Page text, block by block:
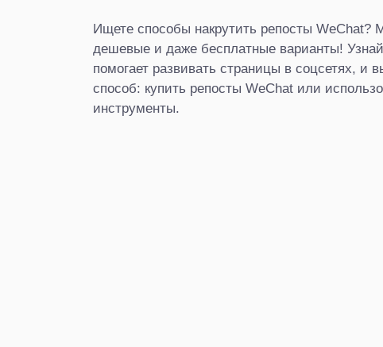
Ищете способы накрутить репосты WeChat?
дешевые и даже бесплатные варианты!
помогает развивать страницы в соцсетях, и
способ: купить репосты WeChat или
инструменты.